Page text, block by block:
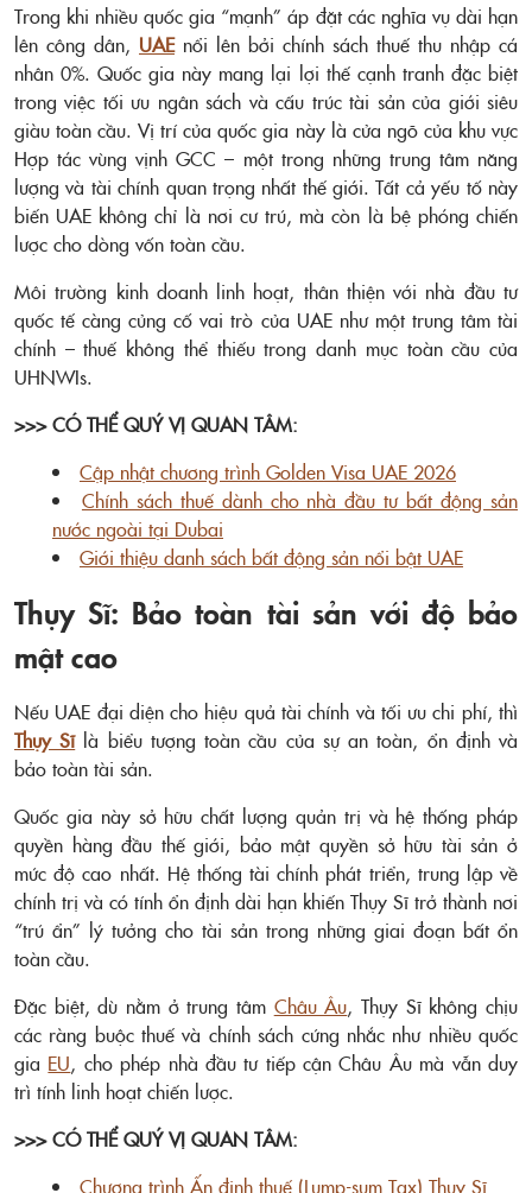
Trong khi nhiều quốc gia “mạnh” áp đặt các nghĩa vụ dài hạn
lên công dân, UAEnổi lên bởi chính sách thuế thu nhập cá
nhân 0%. Quốc gia này mang lại lợi thế cạnh tranh đặc biệt
trong việc tối ưu ngân sách và cấu trúc tài sản của giới siêu
giàu toàn cầu. Vị trí của quốc gia này là cửa ngõ của khu vực
Hợp tác vùng vịnh GCC – một trong những trung tâm năng
lượng và tài chính quan trọng nhất thế giới. Tất cả yếu tố này
biến UAE không chỉ là nơi cư trú, mà còn là bệ phóng chiến
lược cho dòng vốn toàn cầu.
Môi trường kinh doanh linh hoạt, thân thiện với nhà đầu tư
quốc tế càng củng cố vai trò của UAE như một trung tâm tài
chính – thuế không thể thiếu trong danh mục toàn cầu của
UHNWIs.
>>> CÓ THỂ QUÝ VỊ QUAN TÂM:
Cập nhật chương trình Golden Visa UAE 2026
Chính sách thuế dành cho nhà đầu tư bất động sản
nước ngoài tại Dubai
Giới thiệu danh sách bất động sản nổi bật UAE
Thụy Sĩ: Bảo toàn tài sản với độ bảo
mật cao
Nếu UAE đại diện cho hiệu quả tài chính và tối ưu chi phí, thì
Thụy Sĩlà biểu tượng toàn cầu của sự an toàn, ổn định và
bảo toàn tài sản.
Quốc gia này sở hữu chất lượng quản trị và hệ thống pháp
quyền hàng đầu thế giới, bảo mật quyền sở hữu tài sản ở
mức độ cao nhất. Hệ thống tài chính phát triển, trung lập về
chính trị và có tính ổn định dài hạn khiến Thụy Sĩ trở thành nơi
“trú ẩn” lý tưởng cho tài sản trong những giai đoạn bất ổn
toàn cầu.
Đặc biệt, dù nằm ở trung tâm Châu Âu, Thụy Sĩ không chịu
các ràng buộc thuế và chính sách cứng nhắc như nhiều quốc
gia EU, cho phép nhà đầu tư tiếp cận Châu Âu mà vẫn duy
trì tính linh hoạt chiến lược.
>>> CÓ THỂ QUÝ VỊ QUAN TÂM:
Chương trình Ấn định thuế (Lump-sum Tax) Thụy Sĩ